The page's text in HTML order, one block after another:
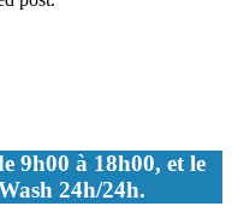
9h00 à 18h00, et le
24h/24h.